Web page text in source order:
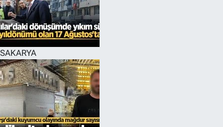
SAKARYA
EĞİTİM
MAGAZİN
ÖZEL HABER
HALK54 PANORAMA